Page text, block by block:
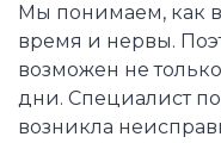
Мы понимаем, как
время и нервы.
возможен не
дни. Специалист
возникла